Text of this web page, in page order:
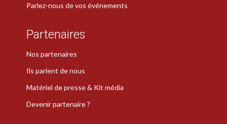
Parlez-nous de vos événements
Partenaires
Nos partenaires
Ils parlent de nous
Matériel de presse & Kit média
Devenir partenaire ?